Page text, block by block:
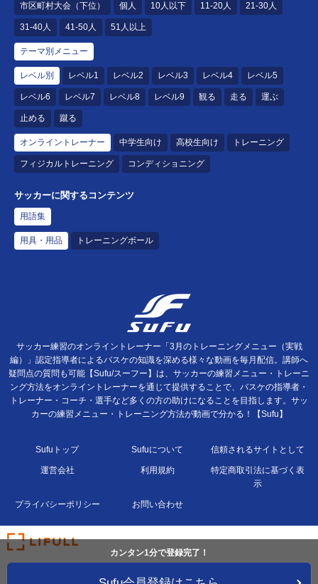
市区町村大会（下位） 個人 10人以下 11-20人 21-30人
31-40人 41-50人 51人以上
テーマ別メニュー
レベル別 レベル1 レベル2 レベル3 レベル4 レベル5
レベル6 レベル7 レベル8 レベル9 観る 走る 運ぶ
止める 蹴る
オンライントレーナー 中学生向け 高校生向け トレーニング
フィジカルトレーニング コンディショニング
サッカーに関するコンテンツ
用語集
用具・用品 トレーニングボール
カンタン1分で登録完了！
サッカー練習のオンライントレーナー「3月のトレーニングメニュー（実戦
編）」認定指導者によるバスケの知識を深める様々な動画を毎月配信。講師へ
疑問点の質問も可能【Sufu/スーフー】は、サッカーの練習メニュー・トレーニ
ング方法をオンライントレーナーを通じて提供することで、バスケの指導者・
トレーナー・コーチ・選手など多くの方の助けになることを目指します。サッ
カーの練習メニュー・トレーニング方法が動画で分かる！【Sufu】
Sufuトップ Sufuについて 信頼されるサイトとして
運営会社 利用規約
特定商取引法に基づく表
示
プライバシーポリシー お問い合わせ